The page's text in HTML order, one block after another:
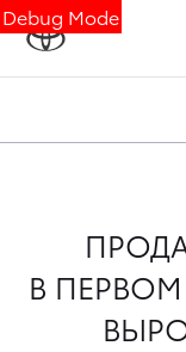
Debug Mode
В ПЕРВОМ